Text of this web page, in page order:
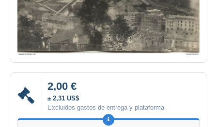
2,00 €
± 2,31 US$
Excluidos gastos de entrega y plataforma